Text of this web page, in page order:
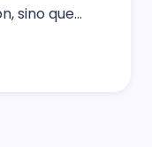
sino que